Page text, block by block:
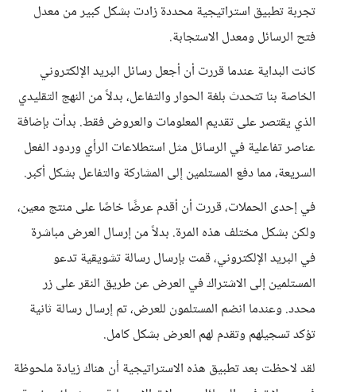
تجربة تطبيق استراتيجية محددة زادت بشكل كبير من معدل
فتح الرسائل ومعدل الاستجابة.
كانت البداية عندما قررت أن أجعل رسائل البريد الإلكتروني
الخاصة بنا تتحدث بلغة الحوار والتفاعل، بدلاً من النهج التقليدي
الذي يقتصر على تقديم المعلومات والعروض فقط. بدأت بإضافة
عناصر تفاعلية في الرسائل مثل استطلاعات الرأي وردود الفعل
السريعة، مما دفع المستلمين إلى المشاركة والتفاعل بشكل أكبر.
في إحدى الحملات، قررت أن أقدم عرضًا خاصًا على منتج معين،
ولكن بشكل مختلف هذه المرة. بدلاً من إرسال العرض مباشرة
في البريد الإلكتروني، قمت بإرسال رسالة تشويقية تدعو
المستلمين إلى الاشتراك في العرض عن طريق النقر على زر
محدد. وعندما انضم المستلمون للعرض، تم إرسال رسالة ثانية
تؤكد تسجيلهم وتقدم لهم العرض بشكل كامل.
لقد لاحظت بعد تطبيق هذه الاستراتيجية أن هناك زيادة ملحوظة